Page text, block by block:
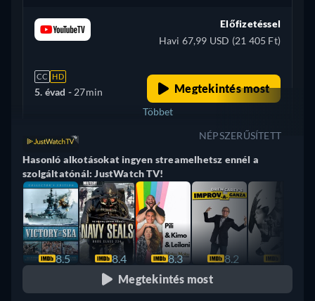
CC HD
5. évad - 27min
Előfizetéssel
Havi 67,99 USD (21 405 Ft)
Megtekintés most
Egyesült Királyság
Többet
Hasonló alkotásokat ingyen streamelhetsz ennél a
szolgáltatónál: JustWatch TV!
8.5 8.4 8.3 8.2
Megtekintés most
NÉPSZERŰSÍTETT